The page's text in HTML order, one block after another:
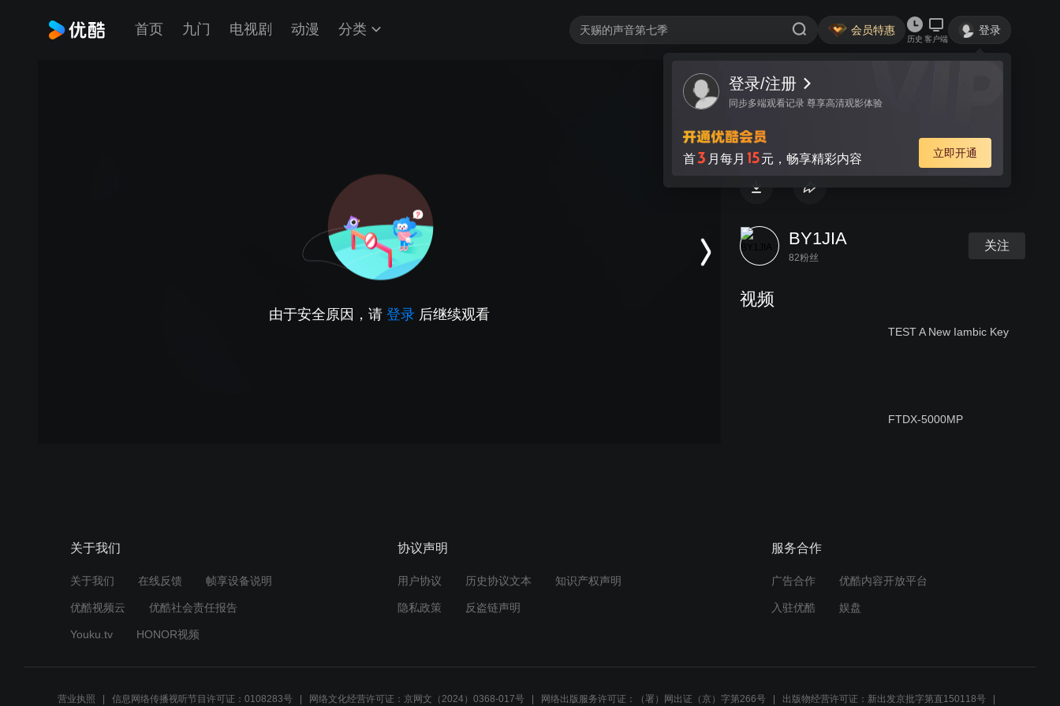
首页 九门 电视剧 动漫 分类 会员特惠
历史 客户端
登录
登录/注册
同步多端观看记录 尊享高清观影体验
首3 月每月 15元，畅享精彩内容 立即开通
由于安全原因，请 登录 后继续观看
视频 讨论
HB-1A QSO with BH1IHX
BY1JIA
82粉丝
关注
视频
TEST A New Iambic Key
FTDX-5000MP
ANNIVERSARY Left-hand
关于我们
关于我们 在线反馈 帧享设备说明
优酷视频云 优酷社会责任报告
Youku.tv HONOR视频
协议声明
用户协议 历史协议文本 知识产权声明
隐私政策 反盗链声明
服务合作
广告合作 优酷内容开放平台
入驻优酷 娱盘
营业执照 信息网络传播视听节目许可证：0108283号 网络文化经营许可证：京网文（2024）0368-017号 网络出版服务许可证：（署）网出证（京）字第266号 出版物经营许可证：新出发京批字第直150118号